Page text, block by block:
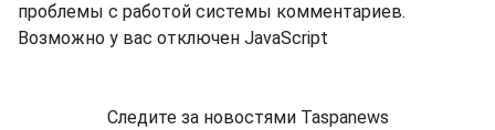
проблемы с работой системы комментариев.
Возможно у вас отключен JavaScript
Следите за новостями Taspanews